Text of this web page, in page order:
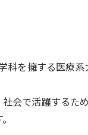
科を擁する医療系
会で活躍するた